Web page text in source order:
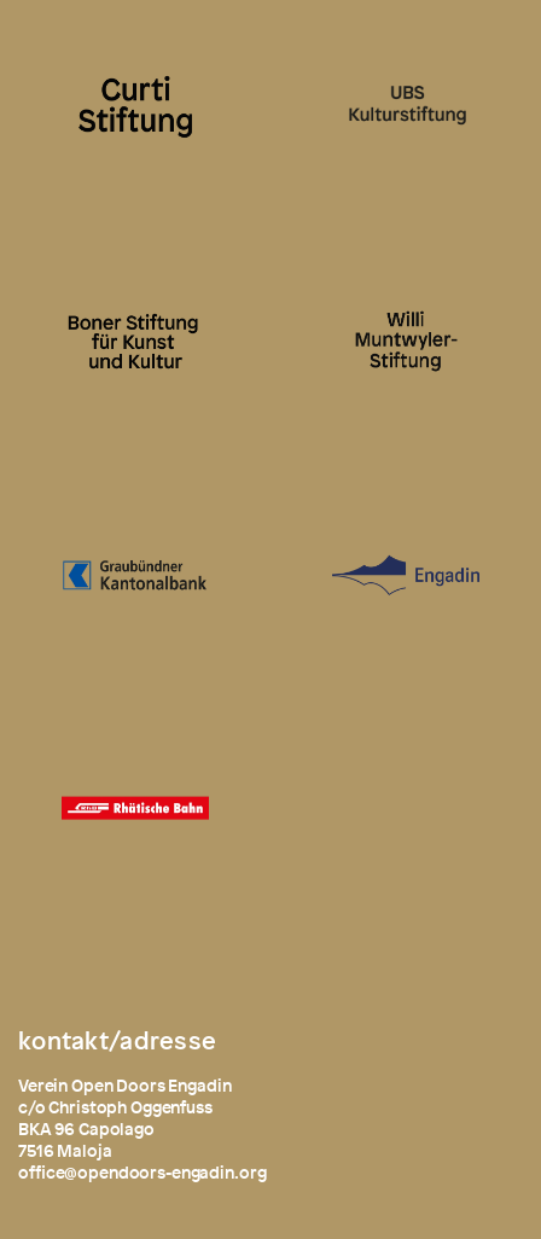
kontakt/adresse
Verein Open Doors Engadin
c/o Christoph Oggenfuss
BKA 96 Capolago
7516 Maloja
office@opendoors-engadin.org